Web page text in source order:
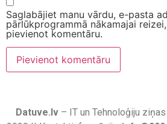
Saglabājiet manu vārdu, e-pasta
pārlūkprogrammā nākamajai
pievienot komentāru.
Datuve.lv– IT un Tehnoloģiju